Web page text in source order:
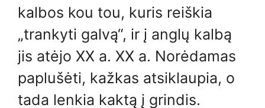
kalbos kou tou, kuris reiškia
„trankyti galvą“, ir į anglų kalbą
jis atėjo XX a. XX a. Norėdamas
paplušėti, kažkas atsiklaupia, o
tada lenkia kaktą į grindis.